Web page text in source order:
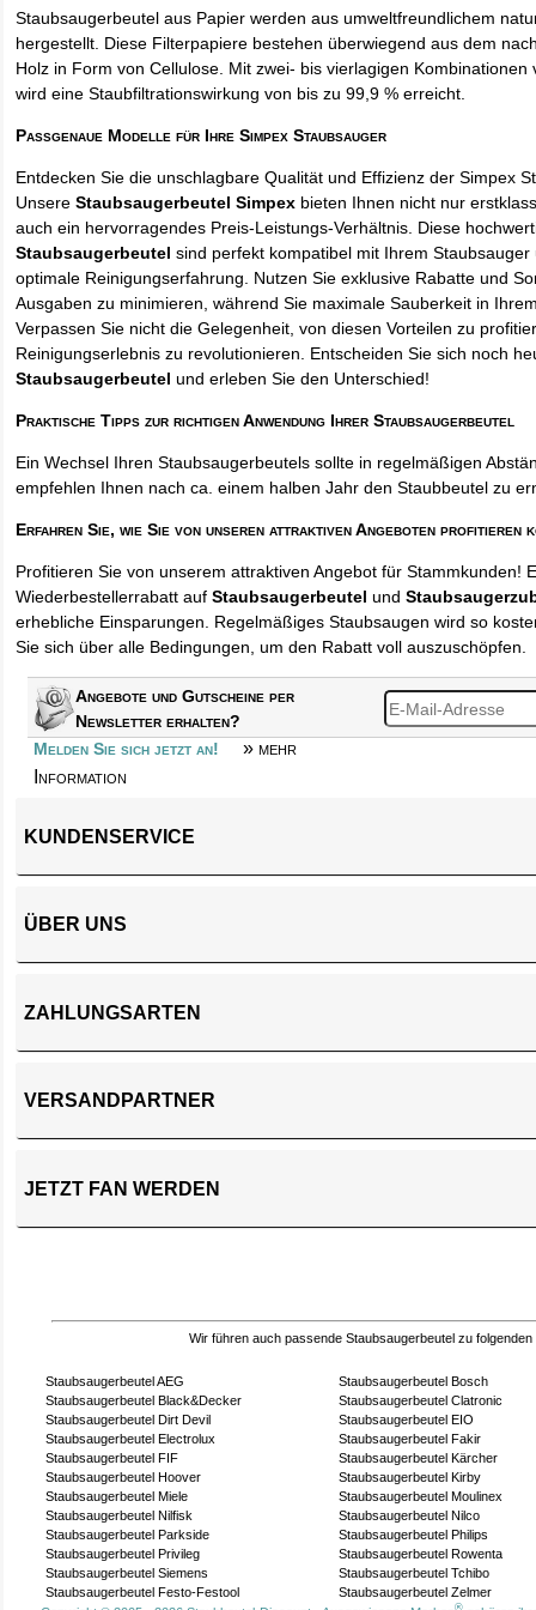
Staubsaugerbeutel aus Papier werden aus umweltfreundlichem
hergestellt. Diese Filterpapiere bestehen überwiegend aus dem
Holz in Form von Cellulose. Mit zwei- bis vierlagigen Kombinationen
wird eine Staubfiltrationswirkung von bis zu 99,9 % erreicht.
Passgenaue Modelle für Ihre Simpex Staubsauger
Entdecken Sie die unschlagbare Qualität und Effizienz der Simpex
UnsereStaubsaugerbeutel Simpex bieten Ihnen nicht nur
auch ein hervorragendes Preis-Leistungs-Verhältnis. Diese
Staubsaugerbeutel sind perfekt kompatibel mit Ihrem
optimale Reinigungserfahrung. Nutzen Sie exklusive Rabatte und
Ausgaben zu minimieren, während Sie maximale Sauberkeit in
Verpassen Sie nicht die Gelegenheit, von diesen Vorteilen zu
Reinigungserlebnis zu revolutionieren. Entscheiden Sie sich noch
Staubsaugerbeutel und erleben Sie den Unterschied!
Praktische Tipps zur richtigen Anwendung Ihrer Staubsaugerbeutel
Ein Wechsel Ihren Staubsaugerbeutels sollte in regelmäßigen
empfehlen Ihnen nach ca. einem halben Jahr den Staubbeutel zu
Erfahren Sie, wie Sie von unseren attraktiven Angeboten profitieren
Profitieren Sie von unserem attraktiven Angebot für Stammkunden!
Wiederbestellerrabatt aufStaubsaugerbeutel und
erhebliche Einsparungen. Regelmäßiges Staubsaugen wird so
Sie sich über alle Bedingungen, um den Rabatt voll auszuschöpfen.
Angebote und Gutscheine per
Newsletter erhalten?
Melden Sie sich jetzt an!
» mehr
Information
KUNDENSERVICE
ÜBER UNS
ZAHLUNGSARTEN
VERSANDPARTNER
JETZT FAN WERDEN
Wir führen auch passende Staubsaugerbeutel zu folgenden
Staubsaugerbeutel AEG
Staubsaugerbeutel Bosch
Staubsaugerbeutel Black&Decker
Staubsaugerbeutel Clatronic
Staubsaugerbeutel Dirt Devil
Staubsaugerbeutel EIO
Staubsaugerbeutel Electrolux
Staubsaugerbeutel Fakir
Staubsaugerbeutel FIF
Staubsaugerbeutel Kärcher
Staubsaugerbeutel Hoover
Staubsaugerbeutel Kirby
Staubsaugerbeutel Miele
Staubsaugerbeutel Moulinex
Staubsaugerbeutel Nilfisk
Staubsaugerbeutel Nilco
Staubsaugerbeutel Parkside
Staubsaugerbeutel Philips
Staubsaugerbeutel Privileg
Staubsaugerbeutel Rowenta
Staubsaugerbeutel Siemens
Staubsaugerbeutel Tchibo
Staubsaugerbeutel Festo-Festool
Staubsaugerbeutel Zelmer
®